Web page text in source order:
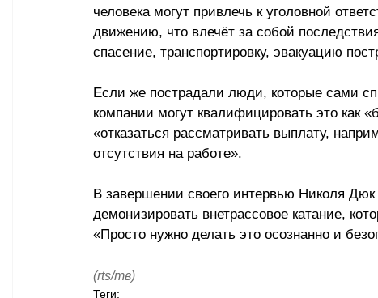
человека могут привлечь к уголовной
движению, что влечёт за собой
спасение, транспортировку, эвакуацию
Если же пострадали люди, которые сами
компании могут квалифицировать это как
«отказаться рассматривать выплату,
отсутствия на работе».
В завершении своего интервью Николя
демонизировать внетрассовое катание,
«Просто нужно делать это осознанно и
(rts/тв)
Теги: